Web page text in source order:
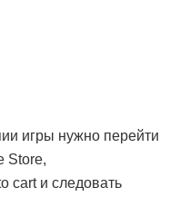
игры нужно перейти
Store,
cart и следовать